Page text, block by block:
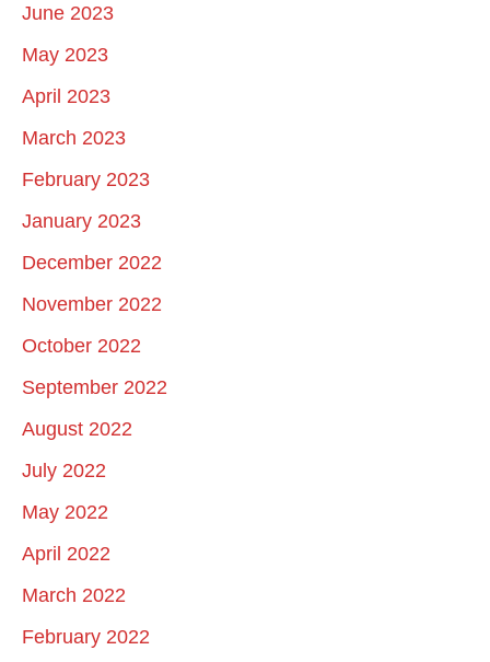
June 2023
May 2023
April 2023
March 2023
February 2023
January 2023
December 2022
November 2022
October 2022
September 2022
August 2022
July 2022
May 2022
April 2022
March 2022
February 2022